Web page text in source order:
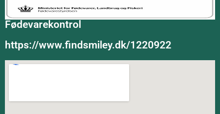
Fødevarekontrol
https://www.findsmiley.dk/1220922